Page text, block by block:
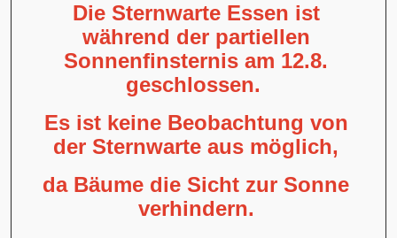
Die Sternwarte Essen ist
während der partiellen
Sonnenfinsternis am 12.8.
geschlossen.
Es ist keine Beobachtung von
der Sternwarte aus möglich,
da Bäume die Sicht zur Sonne
verhindern.